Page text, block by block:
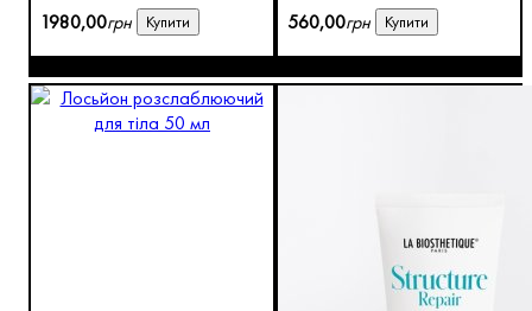
1980,00грн Купити 560,00грн Купити